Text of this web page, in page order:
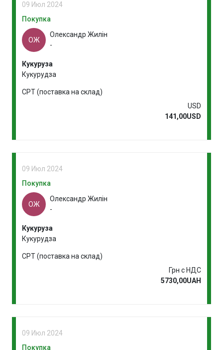
09 Июл 2024
Покупка
ОЖ
Олександр Жилін
-
Кукуруза
Кукурудза
CPT (поставка на склад)
USD
141,00USD
09 Июл 2024
Покупка
ОЖ
Олександр Жилін
-
Кукуруза
Кукурудза
CPT (поставка на склад)
Грн с НДС
5730,00UAH
09 Июл 2024
Покупка